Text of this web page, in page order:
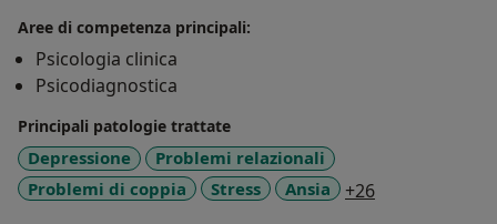
e libero da ogni pregiudizio, caratterizzato da un tono
colloquiale, sincero e sempre orientato all'accoglienza
delle emozioni, delle domande e dei bisogni di chi ho
fondamentale di ogni intervento.
Aree di competenza principali:
Psicologia clinica
Psicodiagnostica
Principali patologie trattate
Depressione
Problemi relazionali
Problemi di coppia
Stress Ansia +26